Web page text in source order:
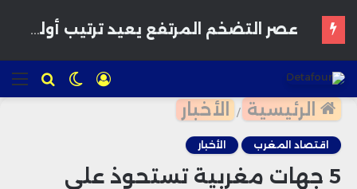
للبحث الوضع
المظلم
تسجيل
الدخول
الرئيسية / الأخبار
اقتصاد المغرب الأخبار
5 جهات مغربية تستحوذ على